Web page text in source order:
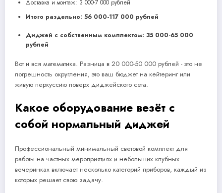
Доставка и монтаж: 3 000-7 000 рублей
Итого раздельно: 56 000-117 000 рублей
Диджей с собственным комплектом: 35 000-65 000
рублей
Вот и вся математика. Разница в 20 000-50 000 рублей - это не
погрешность округления, это ваш бюджет на кейтеринг или
живую перкуссию поверх диджейского сета.
Какое оборудование везёт с
собой нормальный диджей
Профессиональный минимальный световой комплект для
работы на частных мероприятиях и небольших клубных
вечеринках включает несколько категорий приборов, каждый из
которых решает свою задачу.